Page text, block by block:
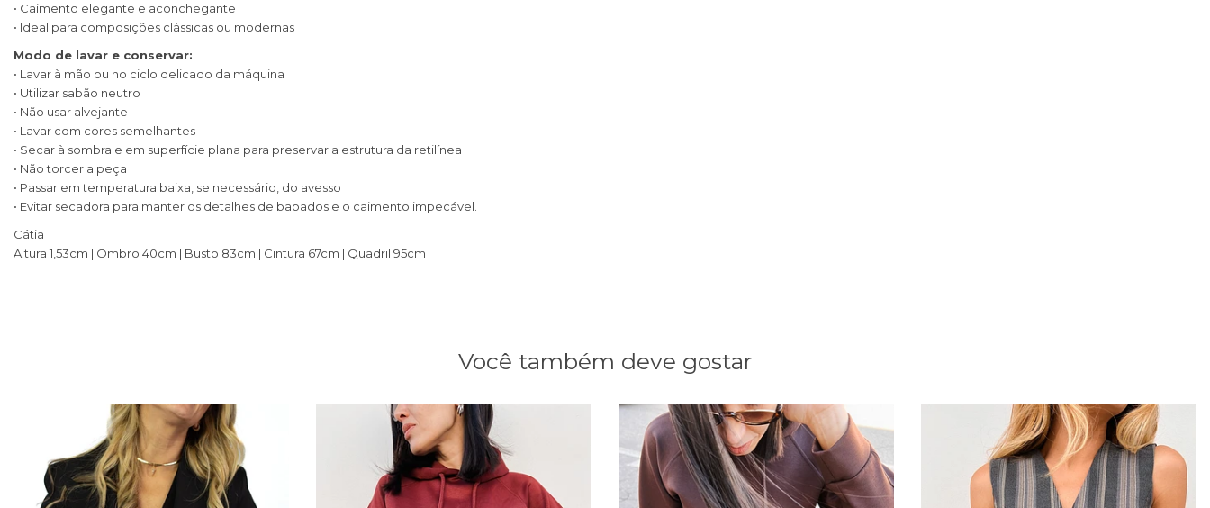
• Caimento elegante e aconchegante
• Ideal para composições clássicas ou modernas
Modo de lavar e conservar:
• Lavar à mão ou no ciclo delicado da máquina
• Utilizar sabão neutro
• Não usar alvejante
• Lavar com cores semelhantes
• Secar à sombra e em superfície plana para preservar a estrutura da retilínea
• Não torcer a peça
• Passar em temperatura baixa, se necessário, do avesso
• Evitar secadora para manter os detalhes de babados e o caimento impecável.
Cátia
Altura 1,53cm | Ombro 40cm | Busto 83cm | Cintura 67cm | Quadril 95cm
Você também deve gostar